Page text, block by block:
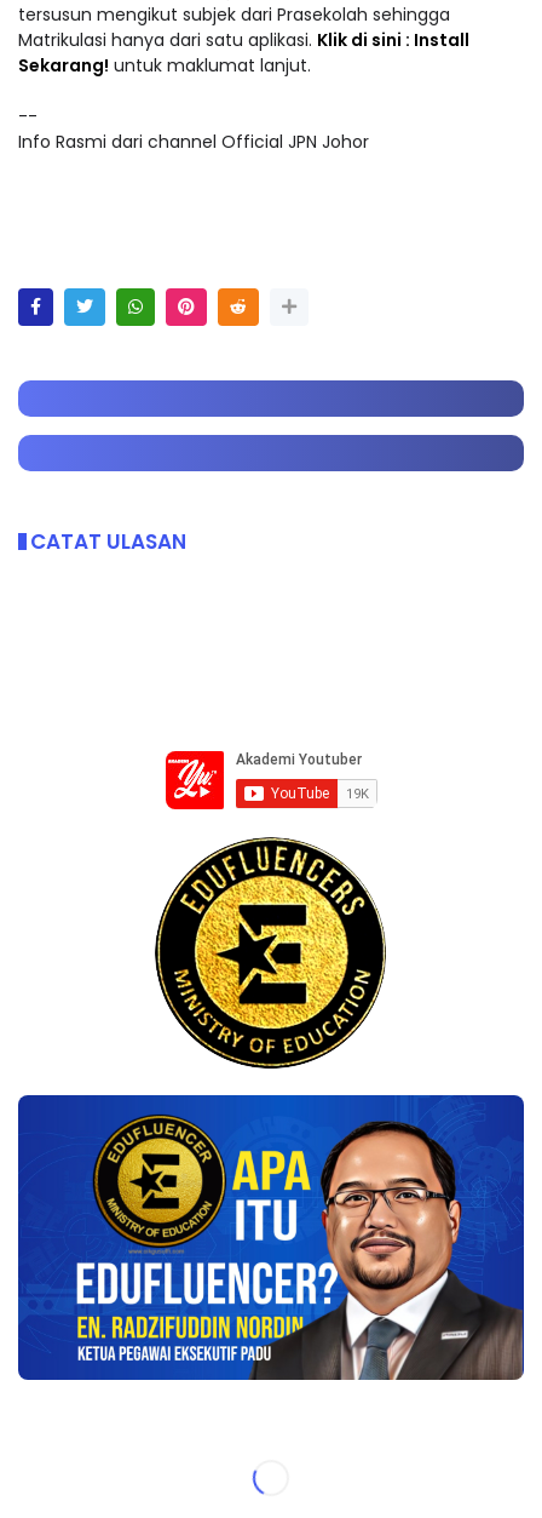
tersusun mengikut subjek dari Prasekolah sehingga
Matrikulasi hanya dari satu aplikasi. Klik di sini : Install
Sekarang! untuk maklumat lanjut.
--
Info Rasmi dari channel Official JPN Johor
CATAT ULASAN